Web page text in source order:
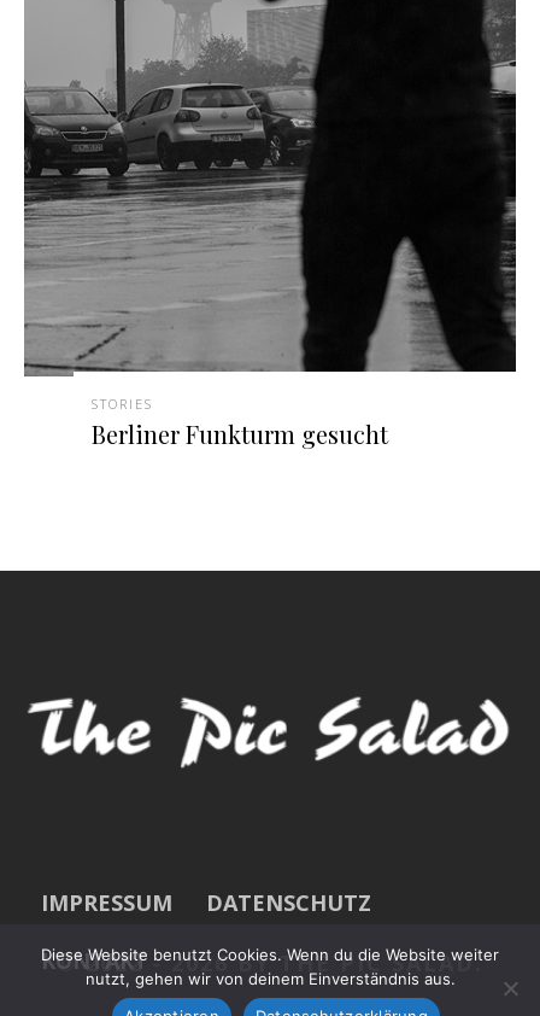
STORIES
Berliner Funkturm gesucht
IMPRESSUM
DATENSCHUTZ
KONTAKT
© 2022 -2026 BY THE PIC SALAD.
Diese Website benutzt Cookies. Wenn du die Website weiter
nutzt, gehen wir von deinem Einverständnis aus.